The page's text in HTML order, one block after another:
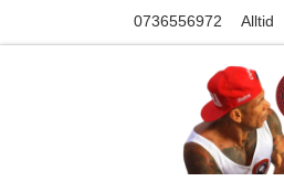
Skip to content0736556972 Alltid